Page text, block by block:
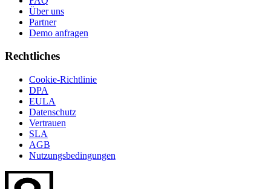
Über uns
Partner
Demo anfragen
Rechtliches
Cookie-Richtlinie
DPA
EULA
Datenschutz
Vertrauen
SLA
AGB
Nutzungsbedingungen